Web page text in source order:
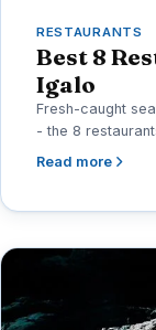
RESTAURANTS
Best 8
Igalo
Fresh-caught
- the 8
Read more